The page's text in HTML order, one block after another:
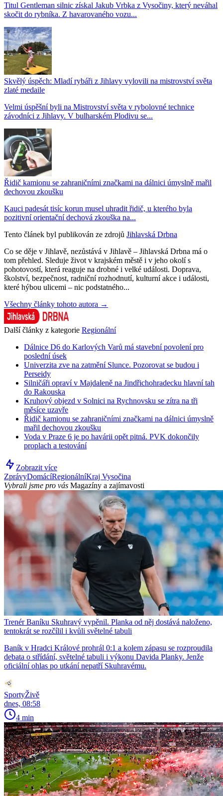
Titul Gentleman silnic získal Jakub Vrbka z Vysočiny, který neváhal
skočit do rybníka. Z havarovaného vozu...
Skvělý úspěch: Mladí rybáři z Jihlavy vylovili na mistrovství světa
zlaté medaile
Velmi úspěšní byli na Mistrovství světa v rybolovné technice
závodníci z Jihlavy. V bulharském Plodivu se...
Řidič kamionu se zahraničními značkami na dálnici úmyslně mařil
dechovou zkoušku
Kauci padesát tisíc korun musel uhradit řidič, u kterého byla
pozitivní orientační dechová zkouška na...
Tento článek byl publikován ze zdrojů Jihlavská Drbna
Co se děje v Jihlavě, nezůstává v Jihlavě – Jihlavská Drbna má o
tom přehled. Sleduje život v krajském městě i v jeho okolí s
pohotovostí, která reaguje na drobné i velké události. Doprava,
školství, bezpečnost, radniční rozhodnutí, kulturní akce i události,
které hýbou ulicemi – nic podstatného...
Všechny články tohoto autora →
Další články z kategorie Regionální
Dálnice D6 do Karlových Varů má stavební povolení pro
poslední úsek
Univerzita zve na zatmění Slunce. Pozorovat se budou i
Perseidy
Silničáři opraví v Majdaleně na Jindřichohradecku hlavní tah
do Rakouska
Kruhový objezd v Solnici na Rychnovsku se zítra na tři
měsíce uzavře
Řidič kamionu se zahraničními značkami na dálnici úmyslně
mařil dechovou zkoušku
Voda v Praze 6 je po havárii opět pitná. PVK dokončily
proplach a testování
Zobrazit více
ZprávyDomácíRegionálníKraj Vysočina
Vybrali jsme pro vás Magazíny a zajímavosti
Trenér Baníku Skuhravý vypěnil. Planka od něj dostává naloženo,
tentokrát se rozčílil i kvůli světelné tabuli
Baník v Hradci Králové prohrál 0:1 a kolem zápasu se rozproudila
debata o střídání, světelné tabuli i výkonu Davida Planky. Jenže
oficiální ohlas po utkání nepatří Skuhravému.
SportyŽivě
dnes, 08:58
4 min